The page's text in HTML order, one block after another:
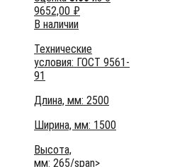
9652,00 ₽
В наличии
Технические
условия: ГОСТ 9561-
91
Длина, мм: 2500
Ширина, мм: 1500
Высота,
мм: 265/span>